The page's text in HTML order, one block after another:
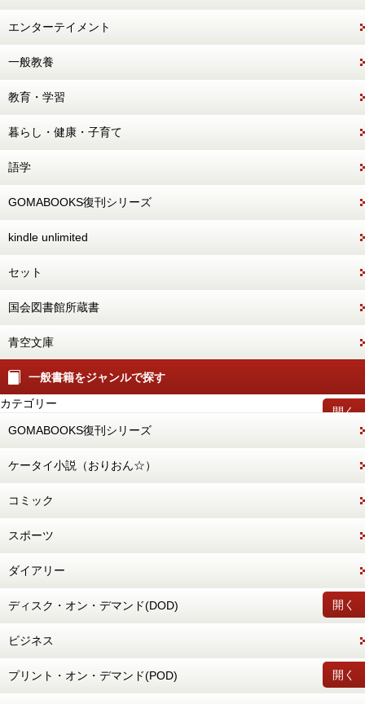
エンターテイメント
一般教養
教育・学習
暮らし・健康・子育て
語学
GOMABOOKS復刊シリーズ
kindle unlimited
セット
国会図書館所蔵書
青空文庫
一般書籍をジャンルで探す
開く
カテゴリー
GOMABOOKS復刊シリーズ
ケータイ小説（おりおん☆）
コミック
スポーツ
ダイアリー
開く
ディスク・オン・デマンド(DOD)
ビジネス
開く
プリント・オン・デマンド(POD)